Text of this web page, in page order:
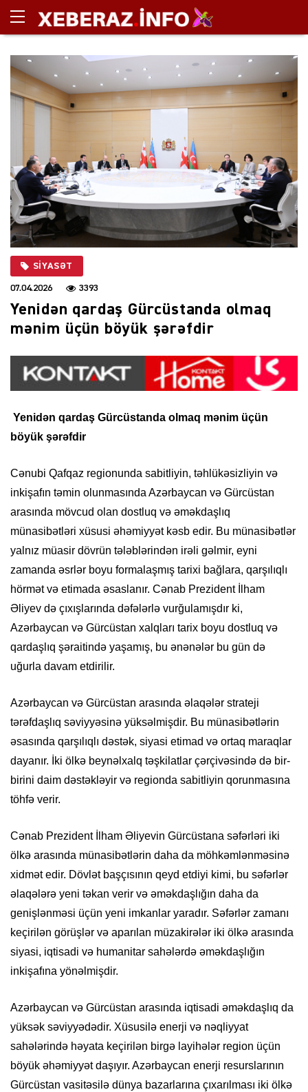
SIYASƏT
07.04.2026 3393
Yenidən qardaş Gürcüstanda olmaq
mənim üçün böyük şərəfdir
Yenidən qardaş Gürcüstanda olmaq mənim üçün
böyük şərəfdir
Cənubi Qafqaz regionunda sabitliyin, təhlükəsizliyin və
inkişafın təmin olunmasında Azərbaycan və Gürcüstan
arasında mövcud olan dostluq və əməkdaşlıq
münasibətləri xüsusi əhəmiyyət kəsb edir. Bu münasibətlər
yalnız müasir dövrün tələblərindən irəli gəlmir, eyni
zamanda əsrlər boyu formalaşmış tarixi bağlara, qarşılıqlı
hörmət və etimada əsaslanır. Cənab Prezident İlham
Əliyev də çıxışlarında dəfələrlə vurğulamışdır ki,
Azərbaycan və Gürcüstan xalqları tarix boyu dostluq və
qardaşlıq şəraitində yaşamış, bu ənənələr bu gün də
uğurla davam etdirilir.
Azərbaycan və Gürcüstan arasında əlaqələr strateji
tərəfdaşlıq səviyyəsinə yüksəlmişdir. Bu münasibətlərin
əsasında qarşılıqlı dəstək, siyasi etimad və ortaq maraqlar
dayanır. İki ölkə beynəlxalq təşkilatlar çərçivəsində də bir-
birini daim dəstəkləyir və regionda sabitliyin qorunmasına
töhfə verir.
Cənab Prezident İlham Əliyevin Gürcüstana səfərləri iki
ölkə arasında münasibətlərin daha da möhkəmlənməsinə
xidmət edir. Dövlət başçısının qeyd etdiyi kimi, bu səfərlər
əlaqələrə yeni təkan verir və əməkdaşlığın daha da
genişlənməsi üçün yeni imkanlar yaradır. Səfərlər zamanı
keçirilən görüşlər və aparılan müzakirələr iki ölkə arasında
siyasi, iqtisadi və humanitar sahələrdə əməkdaşlığın
inkişafına yönəlmişdir.
Azərbaycan və Gürcüstan arasında iqtisadi əməkdaşlıq da
yüksək səviyyədədir. Xüsusilə enerji və nəqliyyat
sahələrində həyata keçirilən birgə layihələr region üçün
böyük əhəmiyyət daşıyır. Azərbaycan enerji resurslarının
Gürcüstan vasitəsilə dünya bazarlarına çıxarılması iki ölkə